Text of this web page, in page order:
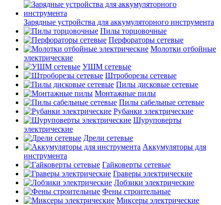
Зарядные устройства для аккумуляторного инструмента
Пилы торцовочные
Перфораторы сетевые
Молотки отбойные
электрические
УШМ сетевые
Штроборезы сетевые
Пилы дисковые сетевые
Монтажные пилы
Пилы сабельные сетевые
Рубанки электрические
Шуруповерты
электрические
Дрели сетевые
Аккумуляторы для
инструмента
Гайковерты сетевые
Граверы электрические
Лобзики электрические
Фены строительные
Миксеры электрические